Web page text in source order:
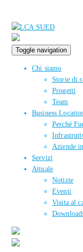
Toggle navigation
Chi siamo
Storie di
Progetti
Team
Business
Perché
Aziende
Servizi
Attuale
Notizie
Eventi
Visita al